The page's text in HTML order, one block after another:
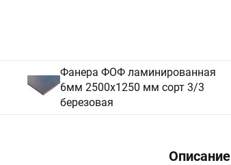
Фанера ФОФ ламинированная
6мм 2500х1250 мм сорт 3/3
березовая
Описание